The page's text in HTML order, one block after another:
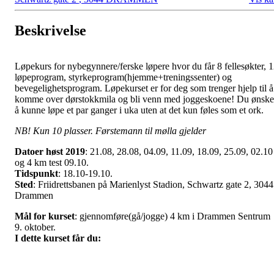
Beskrivelse
Løpekurs for nybegynnere/ferske løpere hvor du får 8 fellesøkter,
løpeprogram, styrkeprogram(hjemme+treningssenter) og
bevegelighetsprogram. Løpekurset er for deg som trenger hjelp til å
komme over dørstokkmila og bli venn med joggeskoene! Du
å kunne løpe et par ganger i uka uten at det kun føles som et ork.
NB! Kun 10 plasser. Førstemann til mølla gjelder
Datoer høst 2019: 21.08, 28.08, 04.09, 11.09, 18.09, 25.09, 02.10
og 4 km test 09.10.
Tidspunkt: 18.10-19.10.
Sted: Friidrettsbanen på Marienlyst Stadion, Schwartz gate 2, 3044
Drammen
Mål for kurset: gjennomføre(gå/jogge) 4 km i Drammen Sentrum
9. oktober.
I dette kurset får du: